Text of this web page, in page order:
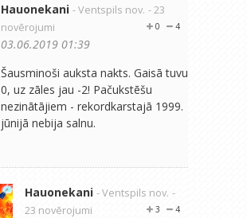
Hauonekani - Ventspils nov. - 23
novērojumi
4
0
03.06.2019 01:39
Šausminoši auksta nakts. Gaisā tuvu
0, uz zāles jau -2! Pačukstēšu
nezinātājiem - rekordkarstajā 1999.
jūnijā nebija salnu.
Hauonekani - Ventspils nov. -
23 novērojumi
4
3